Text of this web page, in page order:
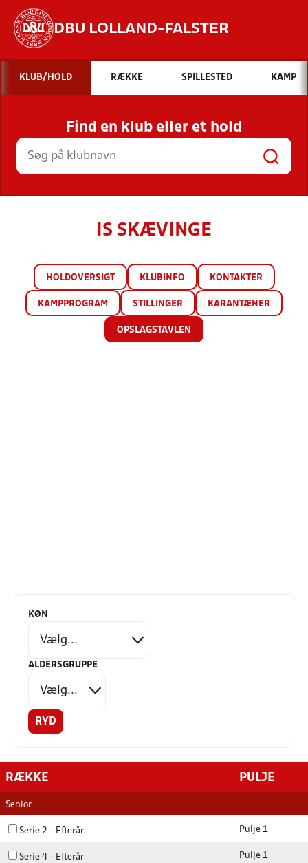
DBU LOLLAND-FALSTER
Hvad vil du søge efter?
INDHOLD OG NYHEDER
STILLINGER, RESULTATER, KLUBBER OG
HOLD
KLUB/HOLD RÆKKE SPILLESTED KAMP
Find en klub eller et hold
IS SKÆVINGE
HOLDOVERSIGT KLUBINFO KONTAKTER
KAMPPROGRAM STILLINGER KARANTÆNER
OPSLAGSTAVLEN
KØN
ALDERSGRUPPE
RYD
RÆKKE PULJE
Senior
Serie 2 - Efterår Pulje 1
Serie 4 - Efterår Pulje 1